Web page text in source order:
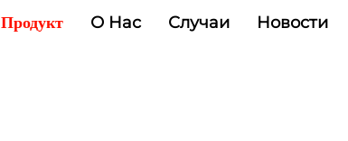
Продукт О Нас Случаи
Новости